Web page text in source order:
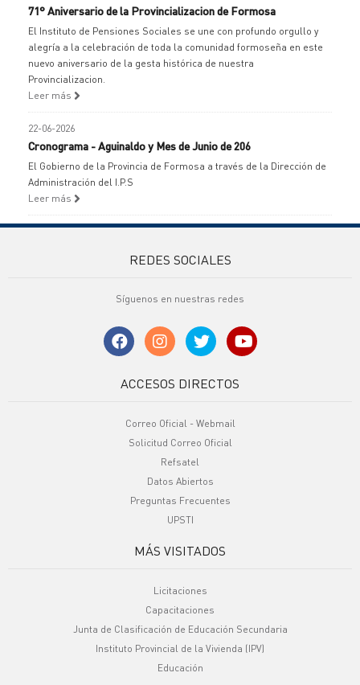
71° Aniversario de la Provincializacion de Formosa
El Instituto de Pensiones Sociales se une con profundo orgullo y
alegría a la celebración de toda la comunidad formoseña en este
nuevo aniversario de la gesta histórica de nuestra
Provincializacion.
Leer más
22-06-2026
Cronograma - Aguinaldo y Mes de Junio de 206
El Gobierno de la Provincia de Formosa a través de la Dirección de
Administración del I.P.S
Leer más
REDES SOCIALES
Síguenos en nuestras redes
ACCESOS DIRECTOS
Correo Oficial - Webmail
Solicitud Correo Oficial
Refsatel
Datos Abiertos
Preguntas Frecuentes
UPSTI
MÁS VISITADOS
Licitaciones
Capacitaciones
Junta de Clasificación de Educación Secundaria
Instituto Provincial de la Vivienda (IPV)
Educación